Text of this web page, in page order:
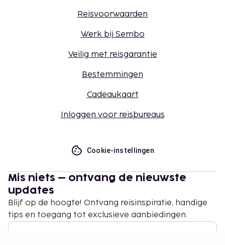
Reisvoorwaarden
Werk bij Sembo
Veilig met reisgarantie
Bestemmingen
Cadeaukaart
Inloggen voor reisbureaus
Cookie-instellingen
Mis niets – ontvang de nieuwste
updates
Blijf op de hoogte! Ontvang reisinspiratie, handige
tips en toegang tot exclusieve aanbiedingen.